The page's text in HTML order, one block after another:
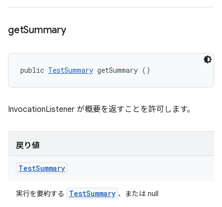
getSummary
public TestSummary getSummary ()
InvocationListener が概要を返すことを許可します。
戻り値
TestSummary
実行を要約する TestSummary 、または null